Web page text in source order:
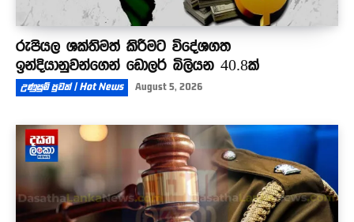
රුපියල ශක්තිමත් කිරීමට විදේශගත
ඉන්දියානුවන්ගෙන් ඩොලර් බිලියන 40.8ක්
උණුසුම් පුවත් | Hot News August 5, 2026